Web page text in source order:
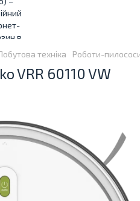
техніка Роботи-
VRR 60110 VW